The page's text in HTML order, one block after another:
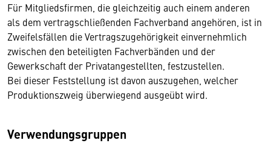
Für Mitgliedsfirmen, die gleichzeitig auch einem anderen
als dem vertragschließenden Fachverband angehören, ist in
Zweifelsfällen die Vertragszugehörigkeit einvernehmlich
zwischen den beteiligten Fachverbänden und der
Gewerkschaft der Privatangestellten, festzustellen.
Bei dieser Feststellung ist davon auszugehen, welcher
Produktionszweig überwiegend ausgeübt wird.
Verwendungsgruppen